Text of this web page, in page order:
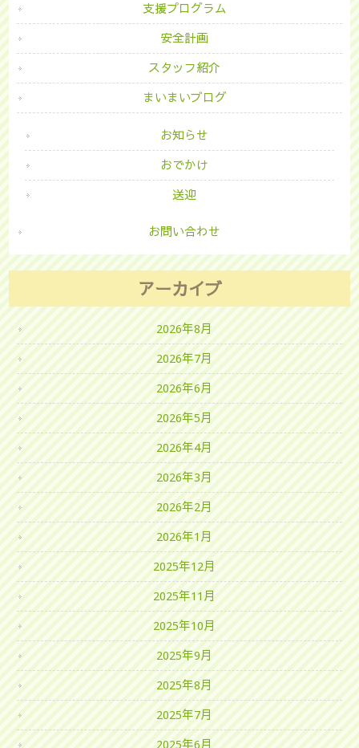
支援プログラム
安全計画
スタッフ紹介
まいまいブログ
お知らせ
おでかけ
送迎
お問い合わせ
アーカイブ
2026年8月
2026年7月
2026年6月
2026年5月
2026年4月
2026年3月
2026年2月
2026年1月
2025年12月
2025年11月
2025年10月
2025年9月
2025年8月
2025年7月
2025年6月